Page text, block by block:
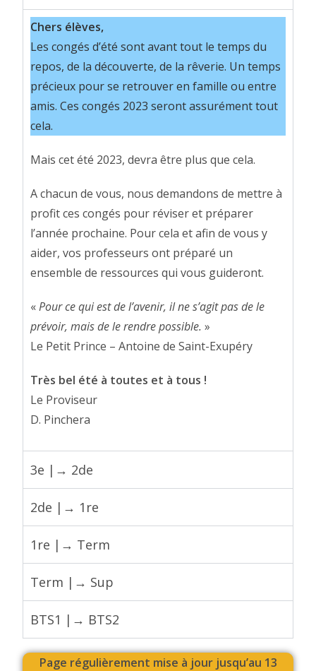
Chers élèves,
Les congés d’été sont avant tout le temps du
repos, de la découverte, de la rêverie. Un temps
précieux pour se retrouver en famille ou entre
amis. Ces congés 2023 seront assurément tout
cela.
Mais cet été 2023, devra être plus que cela.
A chacun de vous, nous demandons de mettre à
profit ces congés pour réviser et préparer
l’année prochaine. Pour cela et afin de vous y
aider, vos professeurs ont préparé un
ensemble de ressources qui vous guideront.
«Pour ce qui est de l’avenir, il ne s’agit pas de le
prévoir, mais de le rendre possible. »
Le Petit Prince – Antoine de Saint-Exupéry
Très bel été à toutes et à tous !
Le Proviseur
D. Pinchera
3e |→ 2de
2de |→ 1re
1re |→ Term
Term |→ Sup
BTS1 |→ BTS2
Page régulièrement mise à jour jusqu’au 13